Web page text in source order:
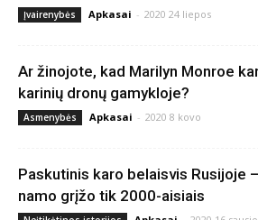
Įvairenybės Apkasai - 2020 24 liepos
Ar žinojote, kad Marilyn Monroe
karinių dronų gamykloje?
Asmenybės Apkasai - 2020 8 kovo
Paskutinis karo belaisvis Rusijoje
namo grįžo tik 2000-aisiais